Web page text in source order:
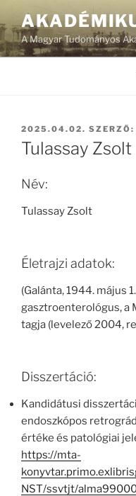
A Magyar Tudományos
BEKÜLDVE:
2025.04.02. SZERZŐ:
Tulassay Zsolt
Név:
Tulassay Zsolt
Életrajzi adatok:
(Galánta, 1944. május
gasztroenterológus, a
tagja (levelező 2004,
Disszertáció:
Kandidátusi
endoszkópos
értéke és patológiai
https://mta-
NST/ssvtjt/